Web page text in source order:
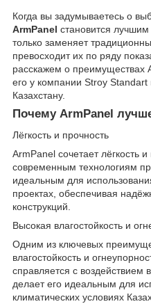
Когда вы задумываетесь о
ArmPanel становится
только заменяет
превосходит их по ряду
расскажем о преимуществах
его у компании Stroy
Казахстану.
Почему ArmPanel
Лёгкость и прочность
ArmPanel сочетает лёгкость
современным технологиям
идеальным для
проектах, обеспечивая
конструкций.
Высокая влагостойкость и
Одним из ключевых
влагостойкость и
справляется с воздействием
делает его идеальным для
климатических условиях